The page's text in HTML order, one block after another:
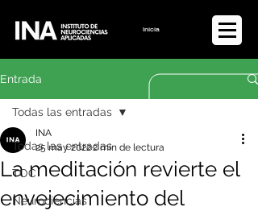
Iniciar sesión
Entrada
Todas las entradas
TOC
Neurociencias
Todas las entradas
La meditación revierte el
envejecimiento del
INA
25 may 20222 min de lectura